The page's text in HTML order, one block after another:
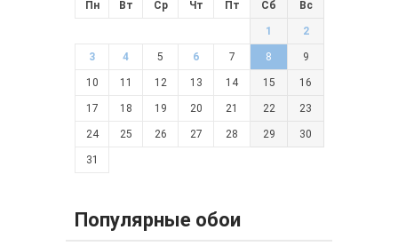
Пн Вт Ср Чт Пт Сб Вс
1 2
3 4 5 6 7 8 9
10 11 12 13 14 15 16
17 18 19 20 21 22 23
24 25 26 27 28 29 30
31
Популярные обои